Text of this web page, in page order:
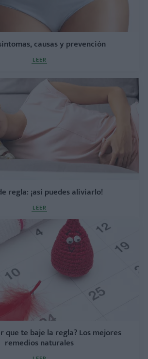
causas y prevención
LEER
regla: ¡así puedes aliviarlo!
LEER
que te baje la regla? Los mejores
remedios naturales